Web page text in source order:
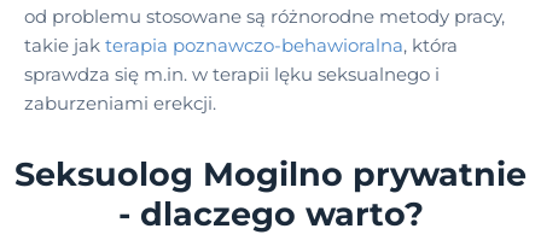
od problemu stosowane są różnorodne metody pracy,
takie jak terapia poznawczo-behawioralna, która
sprawdza się m.in. w terapii lęku seksualnego i
zaburzeniami erekcji.
Seksuolog Mogilno prywatnie
- dlaczego warto?